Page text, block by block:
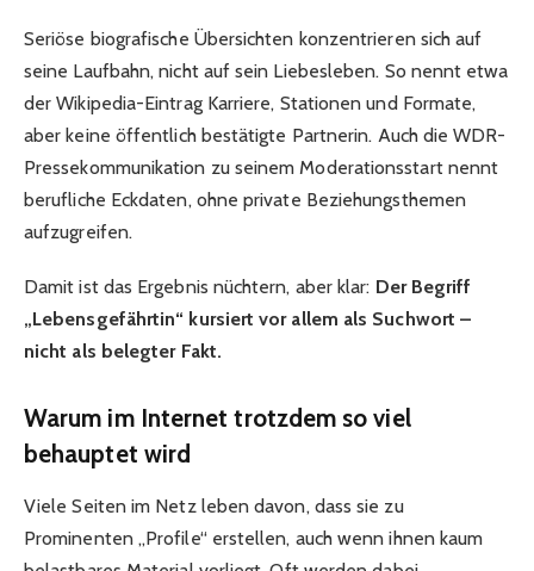
Seriöse biografische Übersichten konzentrieren sich auf
seine Laufbahn, nicht auf sein Liebesleben. So nennt etwa
der Wikipedia-Eintrag Karriere, Stationen und Formate,
aber keine öffentlich bestätigte Partnerin. Auch die WDR-
Pressekommunikation zu seinem Moderationsstart nennt
berufliche Eckdaten, ohne private Beziehungsthemen
aufzugreifen.
Damit ist das Ergebnis nüchtern, aber klar: Der Begriff
„Lebensgefährtin“ kursiert vor allem als Suchwort –
nicht als belegter Fakt.
Warum im Internet trotzdem so viel
behauptet wird
Viele Seiten im Netz leben davon, dass sie zu
Prominenten „Profile“ erstellen, auch wenn ihnen kaum